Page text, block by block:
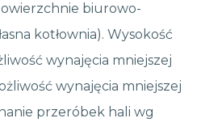
biurowo-
kotłownia). Wysokość
wynajęcia mniejszej
wynajęcia mniejszej
przeróbek hali wg